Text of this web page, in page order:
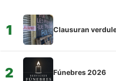
1 Clausuran
2 Fúnebres 2026